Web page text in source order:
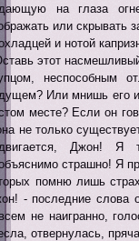
на глаза
или скрывать
и нотой
этот
неспособным
Или мнишь его
месте? Если он
не только
Джон! Я
страшно! Я
помню лишь
- последние слова
не наигранно,
отвернулась,